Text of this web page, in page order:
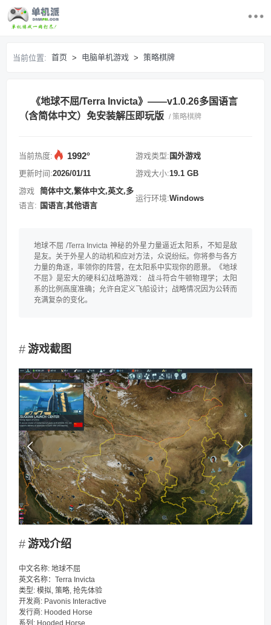
首页
电脑单机游戏
求游戏
登录/注册
当前位置: 首页 > 电脑单机游戏 > 策略棋牌
《地球不屈/Terra Invicta》——v1.0.26多国语言
（含简体中文）免安装解压即玩版 / 策略棋牌
当前热度: 1992° 游戏类型: 国外游戏
更新时间:2026/01/11 游戏大小:19.1 GB
游戏
语言:
简体中文,繁体中文,英文,多
国语言,其他语言
运行环境:Windows
地球不屈 /Terra Invicta 神秘的外星力量逼近太阳系，不知是敌
是友。关于外星人的动机和应对方法，众说纷纭。你将参与各方
力量的角逐，率领你的阵营，在太阳系中实现你的愿景。《地球
不屈》是宏大的硬科幻战略游戏： 战斗符合牛顿物理学；太阳
系的比例高度准确；允许自定义飞船设计；战略情况因为公转而
充满复杂的变化。
游戏截图
游戏介绍
中文名称: 地球不屈
英文名称：Terra Invicta
类型: 模拟, 策略, 抢先体验
开发商: Pavonis Interactive
发行商: Hooded Horse